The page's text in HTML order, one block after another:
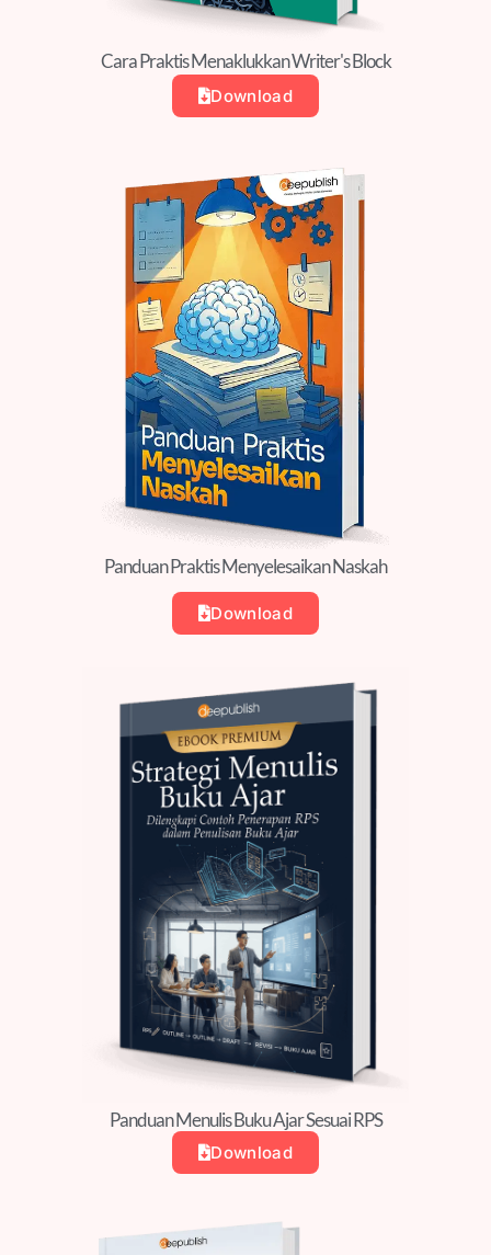
Cara Praktis Menaklukkan Writer's Block
Download
Panduan Praktis Menyelesaikan Naskah
Download
Panduan Menulis Buku Ajar Sesuai RPS
Download